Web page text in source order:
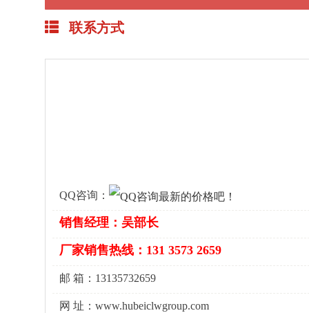
联系方式
QQ咨询：
销售经理：吴部长
厂家销售热线：131 3573 2659
邮 箱：13135732659
网 址：www.hubeiclwgroup.com